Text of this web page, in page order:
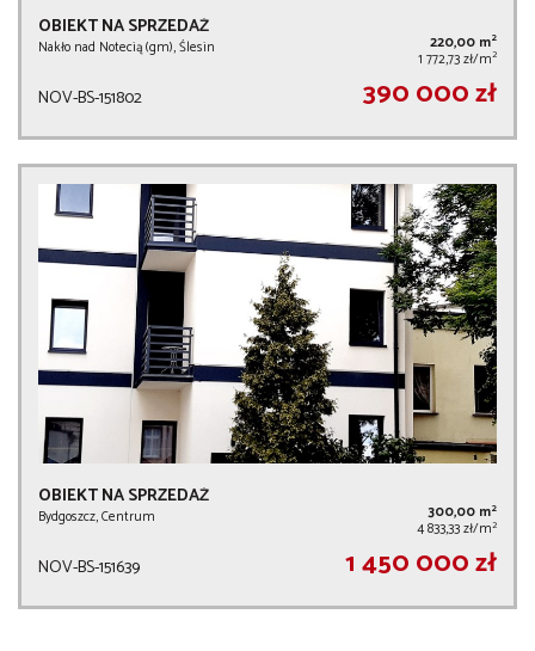
OBIEKT NA SPRZEDAŻ
Nakło nad Notecią (gm), Ślesin 220,00 m2
1 772,73 zł/m2
NOV-BS-151802 390 000 zł
OBIEKT NA SPRZEDAŻ
Bydgoszcz, Centrum 300,00 m2
4 833,33 zł/m2
NOV-BS-151639 1 450 000 zł